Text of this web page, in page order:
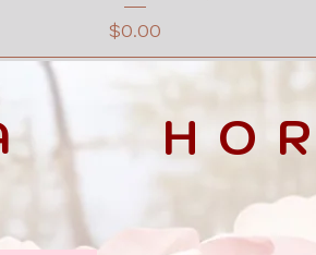
Precio
$0.00